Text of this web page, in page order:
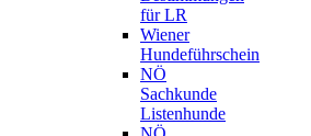
für LR
Wiener
Hundeführschein
NÖ
Sachkunde
Listenhunde